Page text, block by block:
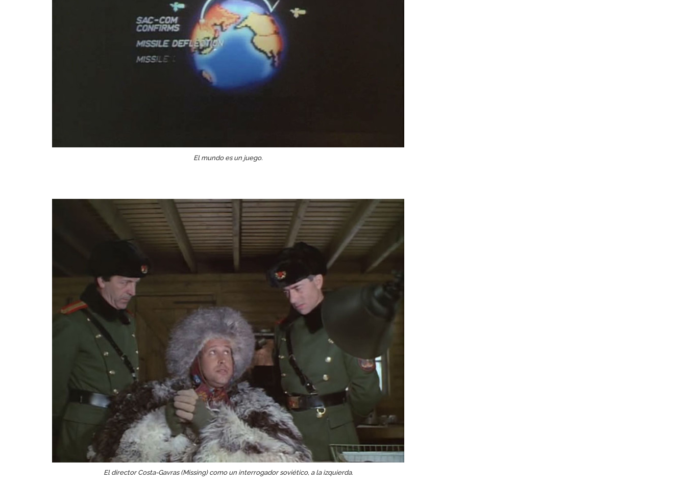
El mundo es un juego.
El director Costa-Gavras (Missing) como un interrogador soviético, a la izquierda.